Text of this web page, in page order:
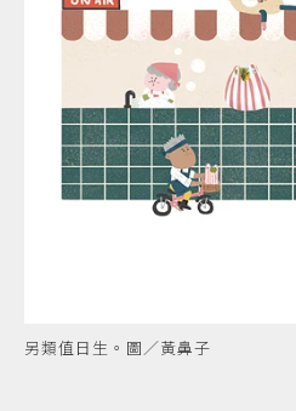
另類值日生。圖／黃鼻子